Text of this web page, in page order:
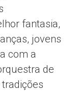
fantasia,
jovens
com a
de